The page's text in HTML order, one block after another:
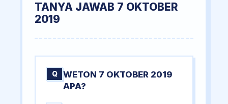
TANYA JAWAB 7 OKTOBER
2019
Q
WETON 7 OKTOBER 2019
APA?